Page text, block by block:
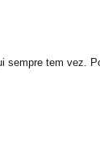
sempre tem vez.